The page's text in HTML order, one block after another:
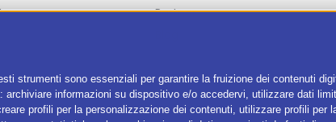
strumenti sono essenziali per garantire la fruizione dei contenuti
informazioni su dispositivo e/o accedervi, utilizzare dati
profili per la personalizzazione dei contenuti, utilizzare profili
Partner